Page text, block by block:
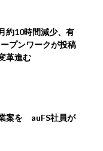
約10時間減少、有
プンワークが投稿
革進む
案を auFS社員が